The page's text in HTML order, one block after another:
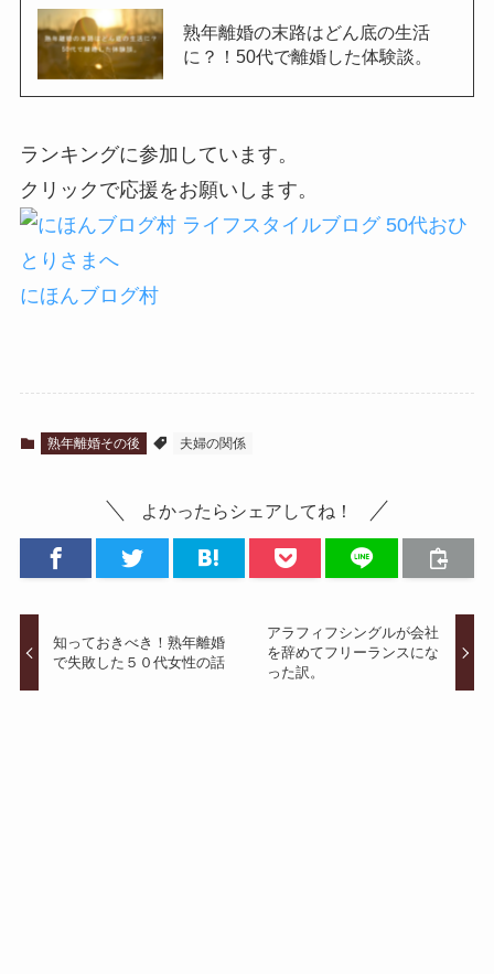
熟年離婚の末路はどん底の生活
に？！50代で離婚した体験談。
ランキングに参加しています。
クリックで応援をお願いします。
にほんブログ村
熟年離婚その後 夫婦の関係
よかったらシェアしてね！
知っておきべき！熟年離婚
で失敗した５０代女性の話
アラフィフシングルが会社
を辞めてフリーランスにな
った訳。